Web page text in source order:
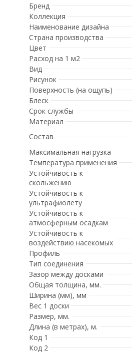
Бренд
Коллекция
Наименование дизайна
Страна производства
Цвет
Расход на 1 м2
Вид
Рисунок
Поверхность (на ощупь)
Блеск
Срок службы
Материал
Состав
Максимальная нагрузка
Температура применения
Устойчивость к
скольжению
Устойчивость к
ультрафиолету
Устойчивость к
атмосферным осадкам
Устойчивость к
воздействию насекомых
Профиль
Тип соединения
Зазор между досками
Общая толщина, мм.
Ширина (мм), мм
Вес 1 доски
Размер, мм.
Длина (в метрах), м.
Код 1
Код 2